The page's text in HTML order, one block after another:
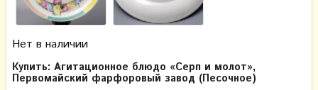
Нет в наличии
Купить: Агитационное блюдо «Серп и молот»,
Первомайский фарфоровый завод (Песочное)